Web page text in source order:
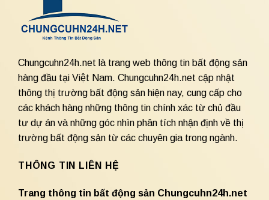
Chungcuhn24h.net là trang web thông tin bất động sản
hàng đầu tại Việt Nam. Chungcuhn24h.net cập nhật
thông thị trường bất động sản hiện nay, cung cấp cho
các khách hàng những thông tin chính xác từ chủ đầu
tư dự án và những góc nhìn phân tích nhận định về thị
trường bất động sản từ các chuyên gia trong ngành.
THÔNG TIN LIÊN HỆ
Trang thông tin bất động sản Chungcuhn24h.net